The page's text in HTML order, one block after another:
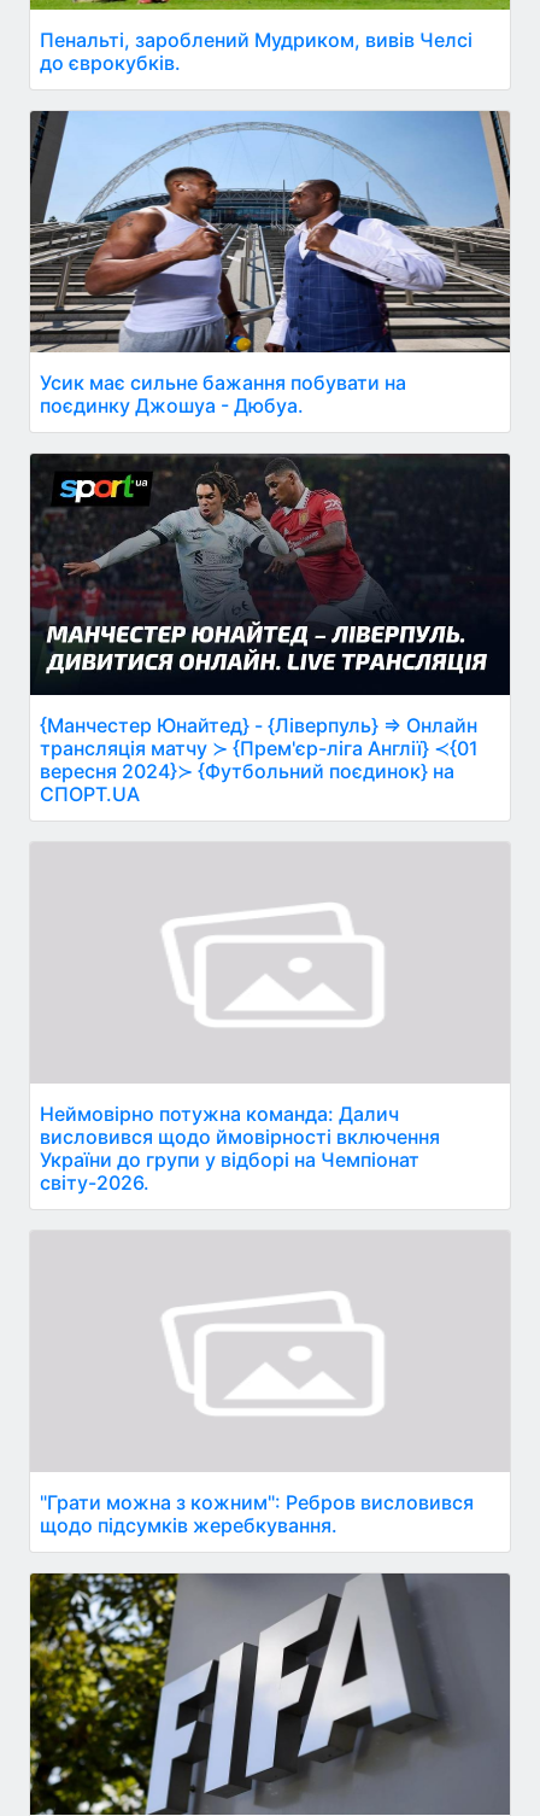
Пенальті, зароблений Мудриком, вивів Челсі
до єврокубків.
Усик має сильне бажання побувати на
поєдинку Джошуа - Дюбуа.
{Манчестер Юнайтед} - {Ліверпуль} ⇒ Онлайн
трансляція матчу ≻ {Прем'єр-ліга Англії} ≺{01
вересня 2024}≻ {Футбольний поєдинок} на
СПОРТ.UA
Неймовірно потужна команда: Далич
висловився щодо ймовірності включення
України до групи у відборі на Чемпіонат
світу-2026.
"Грати можна з кожним": Ребров висловився
щодо підсумків жеребкування.